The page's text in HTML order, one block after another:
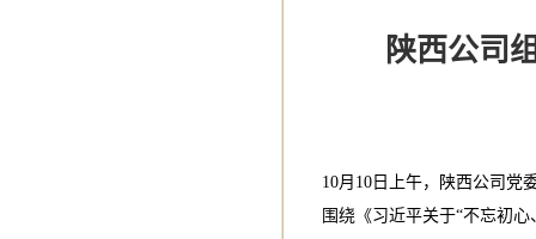
陕西公司
10月10日上午，陕西公司党
围绕《习近平关于“不忘初